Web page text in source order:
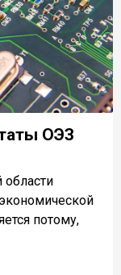
ОЭЗ
потому,